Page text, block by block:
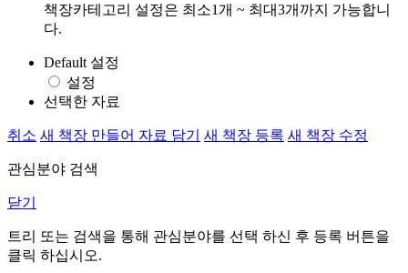
책장카테고리 설정은 최소1개 ~ 최대3개까지 가능합니
다.
Default 설정
설정
선택한 자료
취소 새 책장 만들어 자료 담기 새 책장 등록 새 책장 수정
관심분야 검색
닫기
트리 또는 검색을 통해 관심분야를 선택 하신 후 등록 버튼을
클릭 하십시오.